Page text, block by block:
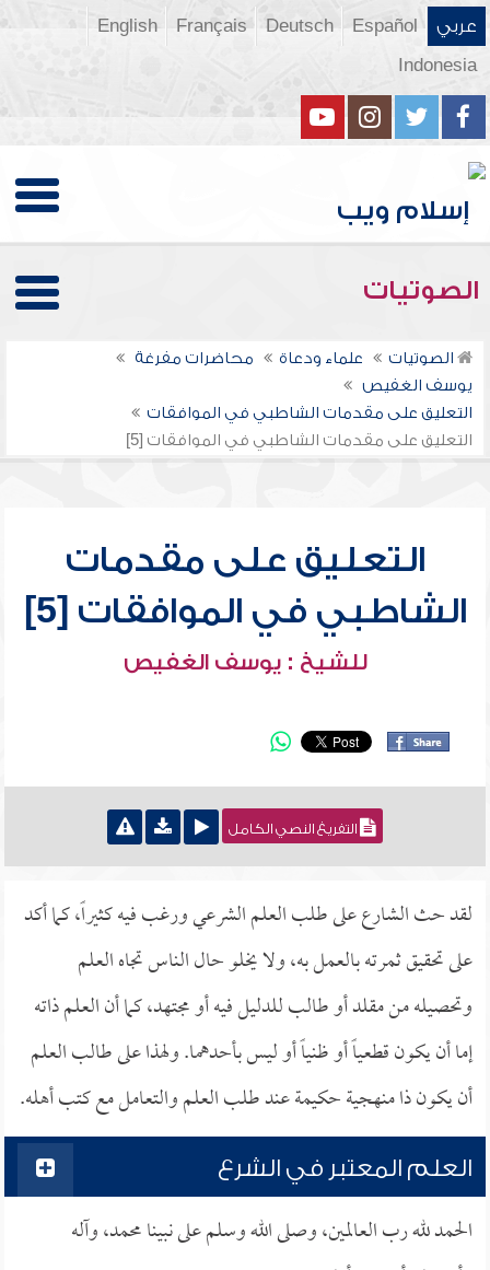
عربي Español
Deutsch
Français
English
Indonesia
الصوتيات
الصوتيات علماء ودعاة
محاضرات مفرغة
يوسف الغفيص
التعليق على مقدمات الشاطبي في الموافقات
التعليق على مقدمات الشاطبي في الموافقات [5]
التعليق على مقدمات
الشاطبي في الموافقات [5]
للشيخ : يوسف الغفيص
التفريغ النصي الكامل
لقد حث الشارع على طلب العلم الشرعي ورغب فيه كثيراً، كما أكد
على تحقيق ثمرته بالعمل به، ولا يخلو حال الناس تجاه العلم
وتحصيله من مقلد أو طالب للدليل فيه أو مجتهد، كما أن العلم ذاته
إما أن يكون قطعياً أو ظنياً أو ليس بأحدهما. ولهذا على طالب العلم
أن يكون ذا منهجية حكيمة عند طلب العلم والتعامل مع كتب أهله.
العلم المعتبر في الشرع
الحمد لله رب العالمين، وصلى الله وسلم على نبينا محمد، وآله